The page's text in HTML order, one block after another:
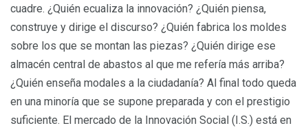
cuadre. ¿Quién ecualiza la innovación? ¿Quién piensa,
construye y dirige el discurso? ¿Quién fabrica los moldes
sobre los que se montan las piezas? ¿Quién dirige ese
almacén central de abastos al que me refería más arriba?
¿Quién enseña modales a la ciudadanía? Al final todo queda
en una minoría que se supone preparada y con el prestigio
suficiente. El mercado de la Innovación Social (I.S.) está en